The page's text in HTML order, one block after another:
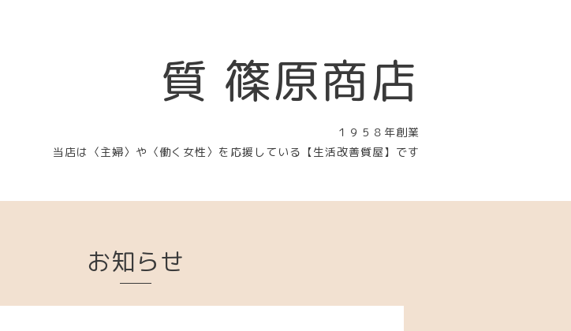
質 篠原商店
１９５８年創業
当店は〈主婦〉や〈働く女性〉を応援している【生活改善質屋】です
お知らせ